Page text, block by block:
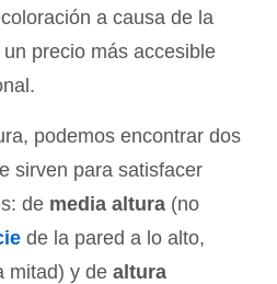
a causa de la
precio más accesible
podemos encontrar dos
sirven para satisfacer
de media altura (no
de la pared a lo alto,
mitad) y de altura